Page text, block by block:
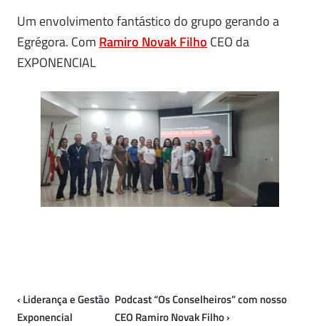
Um envolvimento fantástico do grupo gerando a
Egrégora. Com Ramiro Novak Filho CEO da
EXPONENCIAL
‹ Liderança e Gestão
Exponencial
Podcast “Os Conselheiros” com nosso
CEO Ramiro Novak Filho›